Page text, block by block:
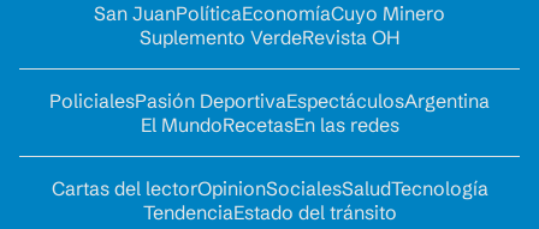
San JuanPolíticaEconomíaCuyo Minero
Suplemento VerdeRevista OH
PolicialesPasión DeportivaEspectáculosArgentina
El MundoRecetasEn las redes
Cartas del lectorOpinionSocialesSaludTecnología
TendenciaEstado del tránsito